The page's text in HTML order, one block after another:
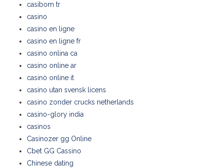
casibom tr
casino
casino en ligne
casino en ligne fr
casino onlina ca
casino online ar
casinò online it
casino utan svensk licens
casino zonder crucks netherlands
casino-glory india
casinos
Casinozer gg Online
Cbet GG Cassino
Chinese dating